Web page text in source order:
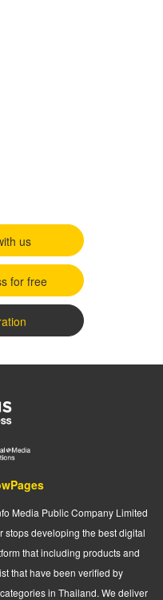
us
for free
Media Public Company Limited
stops developing the best digital
that including products and
that have been verified by
in Thailand. We deliver